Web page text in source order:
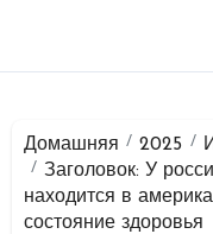
Домашняя 2025
Заголовок: У
находится в
состояние здоровья